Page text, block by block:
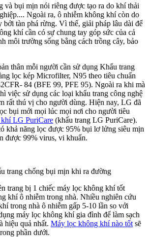
và bụi mịn nói riêng được tạo ra do khí thải
Ngoài ra, ô nhiễm không khí còn do
bởi tàn phá rừng. Vì thế, giải pháp lâu dài để
khí cần có sự chung tay góp sức của cả
môi trường sống bằng cách trồng cây, bảo
thân mỗi người cần sử dụng Khẩu trang
lọc kép Microfilter, N95 theo tiêu chuẩn
84 (BFE 99, PFE 95). Ngoài ra khi mà
việc sử dụng các loại khẩu trang công nghệ
rất thú vị cho người dùng. Hiện nay, LG đã
bụi mới mọi lúc mọi nơi cho người tiêu
LG PuriCare (khẩu trang LG PuriCare).
khả năng lọc được 95% bụi lơ lửng siêu mịn
được 99% virus, vi khuẩn.
trang bị 1 chiếc máy lọc không khí tốt
khí ô nhiễm trong nhà. Nhiều nghiên cứu
trong nhà ô nhiễm gấp 5-10 lần so với
máy lọc không khí gia đình để làm sạch
hiệu quả nhất. Máy lọc không khí nào tốt sẽ
phần dưới.